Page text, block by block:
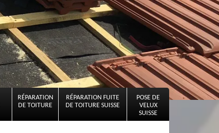
RÉPARATION
DE TOITURE
RÉPARATION FUITE
DE TOITURE SUISSE
POSE DE
VELUX
SUISSE